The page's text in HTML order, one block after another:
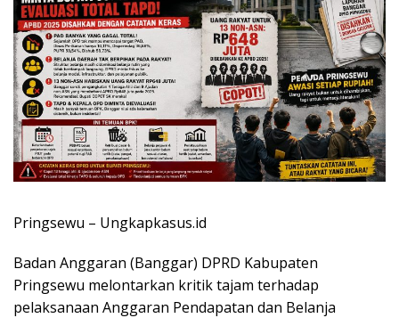
Pringsewu – Ungkapkasus.id
Badan Anggaran (Banggar) DPRD Kabupaten
Pringsewu melontarkan kritik tajam terhadap
pelaksanaan Anggaran Pendapatan dan Belanja